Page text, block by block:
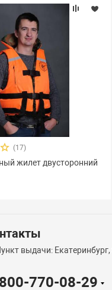
(17)
жилет двусторонний
выдачи:
770-08-29